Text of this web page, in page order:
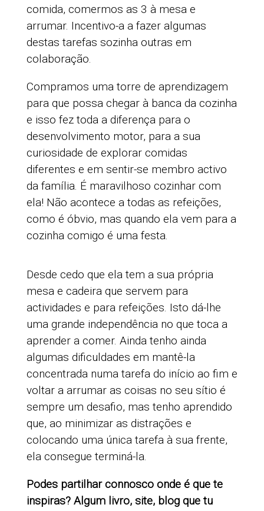
comida, comermos as 3 à mesa e
arrumar. Incentivo-a a fazer algumas
destas tarefas sozinha outras em
colaboração.
Compramos uma torre de aprendizagem
para que possa chegar à banca da cozinha
e isso fez toda a diferença para o
desenvolvimento motor, para a sua
curiosidade de explorar comidas
diferentes e em sentir-se membro activo
da família. É maravilhoso cozinhar com
ela! Não acontece a todas as refeições,
como é óbvio, mas quando ela vem para a
cozinha comigo é uma festa.
Desde cedo que ela tem a sua própria
mesa e cadeira que servem para
actividades e para refeições. Isto dá-lhe
uma grande independência no que toca a
aprender a comer. Ainda tenho ainda
algumas dificuldades em mantê-la
concentrada numa tarefa do início ao fim e
voltar a arrumar as coisas no seu sítio é
sempre um desafio, mas tenho aprendido
que, ao minimizar as distrações e
colocando uma única tarefa à sua frente,
ela consegue terminá-la.
Podes partilhar connosco onde é que te
inspiras? Algum livro, site, blog que tu